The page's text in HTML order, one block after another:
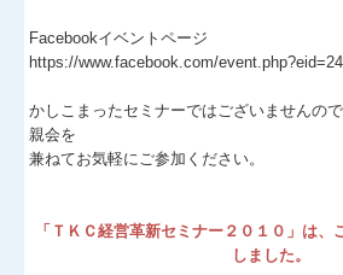
TKCシステムQ&A
社会福祉法人会計Q&A
経営改善計画の策定支援
Facebookイベントページ
https://www.facebook.com/
かしこまったセミナーではございませんの
親会を
兼ねてお気軽にご参加ください。
「ＴＫＣ経営革新セミナー２０１０」は、
しました。